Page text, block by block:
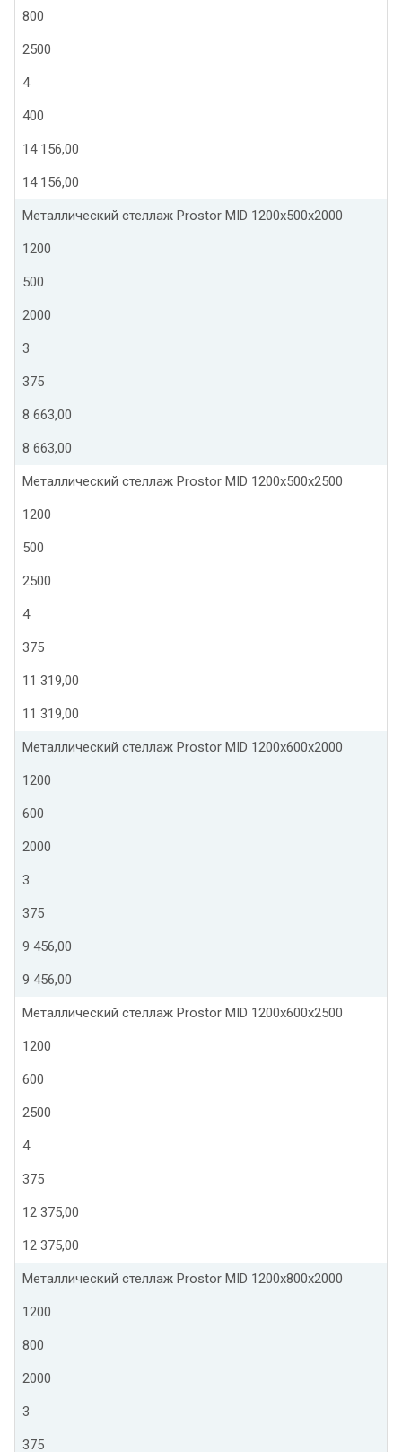
800
2500
4
400
14 156,00
14 156,00
Металлический стеллаж Prostor MID 1200x500x2000
1200
500
2000
3
375
8 663,00
8 663,00
Металлический стеллаж Prostor MID 1200x500x2500
1200
500
2500
4
375
11 319,00
11 319,00
Металлический стеллаж Prostor MID 1200x600x2000
1200
600
2000
3
375
9 456,00
9 456,00
Металлический стеллаж Prostor MID 1200x600x2500
1200
600
2500
4
375
12 375,00
12 375,00
Металлический стеллаж Prostor MID 1200x800x2000
1200
800
2000
3
375